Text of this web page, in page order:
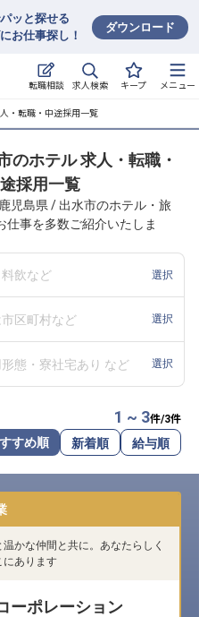
ッと探せる
お仕事探し！
ダウンロード
転職相談 求人検索 キープ メニュー
説明会
ついて
情報コラム
サポートに申し込む
考えの企業様へ
・転職・中途採用一覧
のホテル 求人・転職・
採用一覧
児島県 / 出水市のホテル・旅
仕事を多数ご紹介いたしま
飲など 選択
区町村など 選択
態・寮社宅あり など 選択
1 ~ 3件/3件
すめ順 新着順 給与順
かな仲間と共に。あなたらしく
にあります
ーポレーション